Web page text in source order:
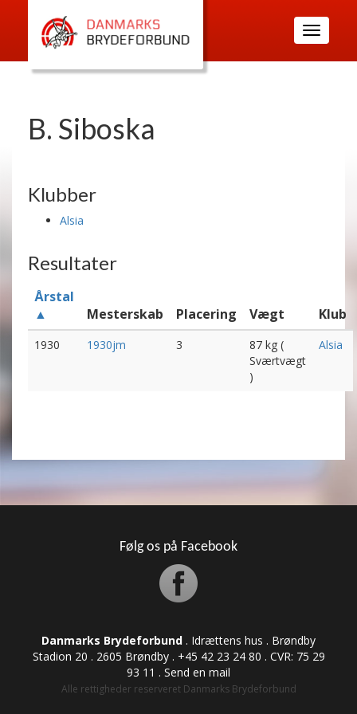
Toggle
navigation
B. Siboska
Klubber
Alsia
Resultater
Årstal
▲
Mesterskab Placering Vægt Klub
1930 1930jm 3
87 kg (
Sværtvægt
)
Alsia
Følg os på Facebook
Danmarks Brydeforbund . Idrættens hus . Brøndby
Stadion 20 . 2605 Brøndby . +45 42 23 24 80 . CVR: ​​​​​​75 29
93 11 . Send en mail
Alle rettigheder reserveret Danmarks Brydeforbund